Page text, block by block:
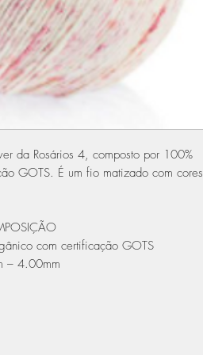
da Rosários 4, composto por 100%
GOTS. É um fio matizado com cores
com certificação GOTS
– 4.00mm